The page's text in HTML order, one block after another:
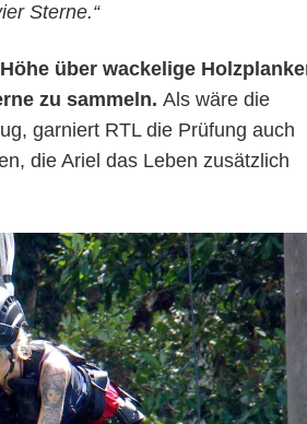
Sterne.“
über wackelige
zu sammeln. Als wäre die
garniert RTL die Prüfung auch
die Ariel das Leben zusätzlich